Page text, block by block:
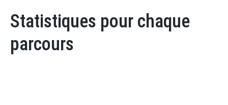
Statistiques pour chaque
parcours